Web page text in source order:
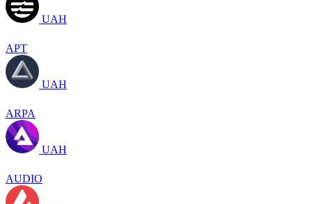
UAH
APT
UAH
ARPA
UAH
AUDIO